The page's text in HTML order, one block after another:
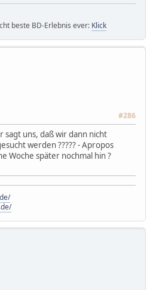
beste BD-Erlebnis ever: Klick
#286
sagt uns, daß wir dann nicht
werden ????? - Apropos
Woche später nochmal hin ?